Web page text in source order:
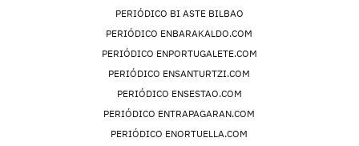
PERIÓDICO BI ASTE BILBAO
PERIÓDICO ENBARAKALDO.COM
PERIÓDICO ENPORTUGALETE.COM
PERIÓDICO ENSANTURTZI.COM
PERIÓDICO ENSESTAO.COM
PERIÓDICO ENTRAPAGARAN.COM
PERIÓDICO ENORTUELLA.COM